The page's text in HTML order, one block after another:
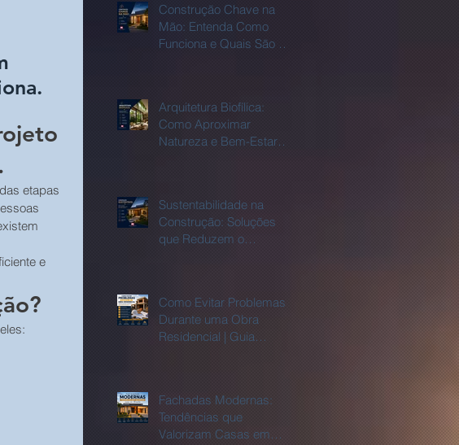
etapas
e
Construção Chave na
Mão: Entenda Como
Funciona e Quais São as
Arquitetura Biofílica:
Como Aproximar
Natureza e Bem-Estar
Sustentabilidade na
Construção: Soluções
que Reduzem o
Como Evitar Problemas
Durante uma Obra
Residencial | Guia
Fachadas Modernas:
Tendências que
Valorizam Casas em